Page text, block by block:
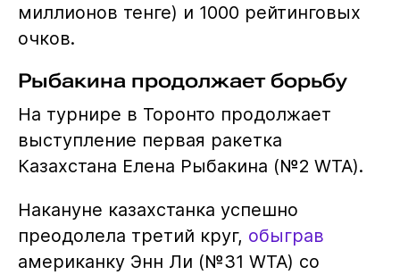
миллионов тенге) и 1000 рейтинговых
очков.
Рыбакина продолжает борьбу
На турнире в Торонто продолжает
выступление первая ракетка
Казахстана Елена Рыбакина (№2 WTA).
Накануне казахстанка успешно
преодолела третий круг, обыграв
американку Энн Ли (№31 WTA) со